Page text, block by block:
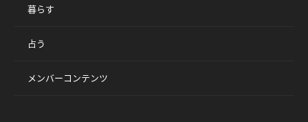
暮らす
占う
メンバーコンテンツ